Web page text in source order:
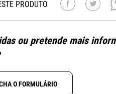
PRODUTO
ou pretende mais
O FORMULÁRIO